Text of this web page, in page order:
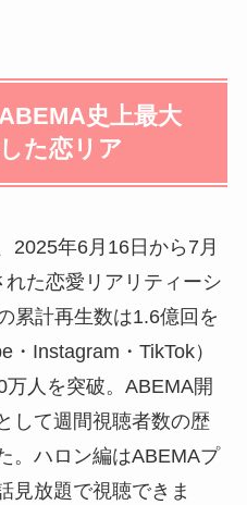
史上最大
た恋リア
2025年6月16日から7月
た恋愛リアリティーシ
累計再生数は1.6億回を
Instagram・TikTok）
人を突破。ABEMA開
して週間視聴者数の歴
。ハロン編はABEMAプ
見放題で視聴できま